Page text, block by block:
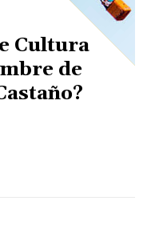
Cultura
de